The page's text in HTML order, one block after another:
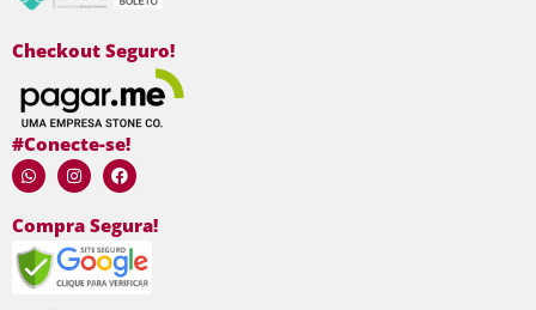
Checkout Seguro!
#Conecte-se!
Compra Segura!